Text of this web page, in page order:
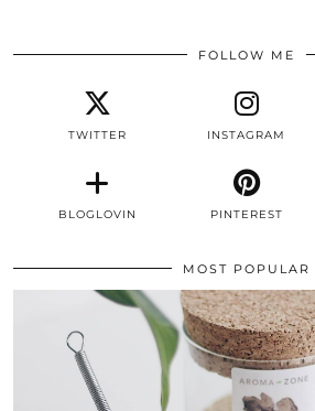
FOLLOW ME
TWITTER INSTAGRAM
BLOGLOVIN PINTEREST
MOST POPULAR